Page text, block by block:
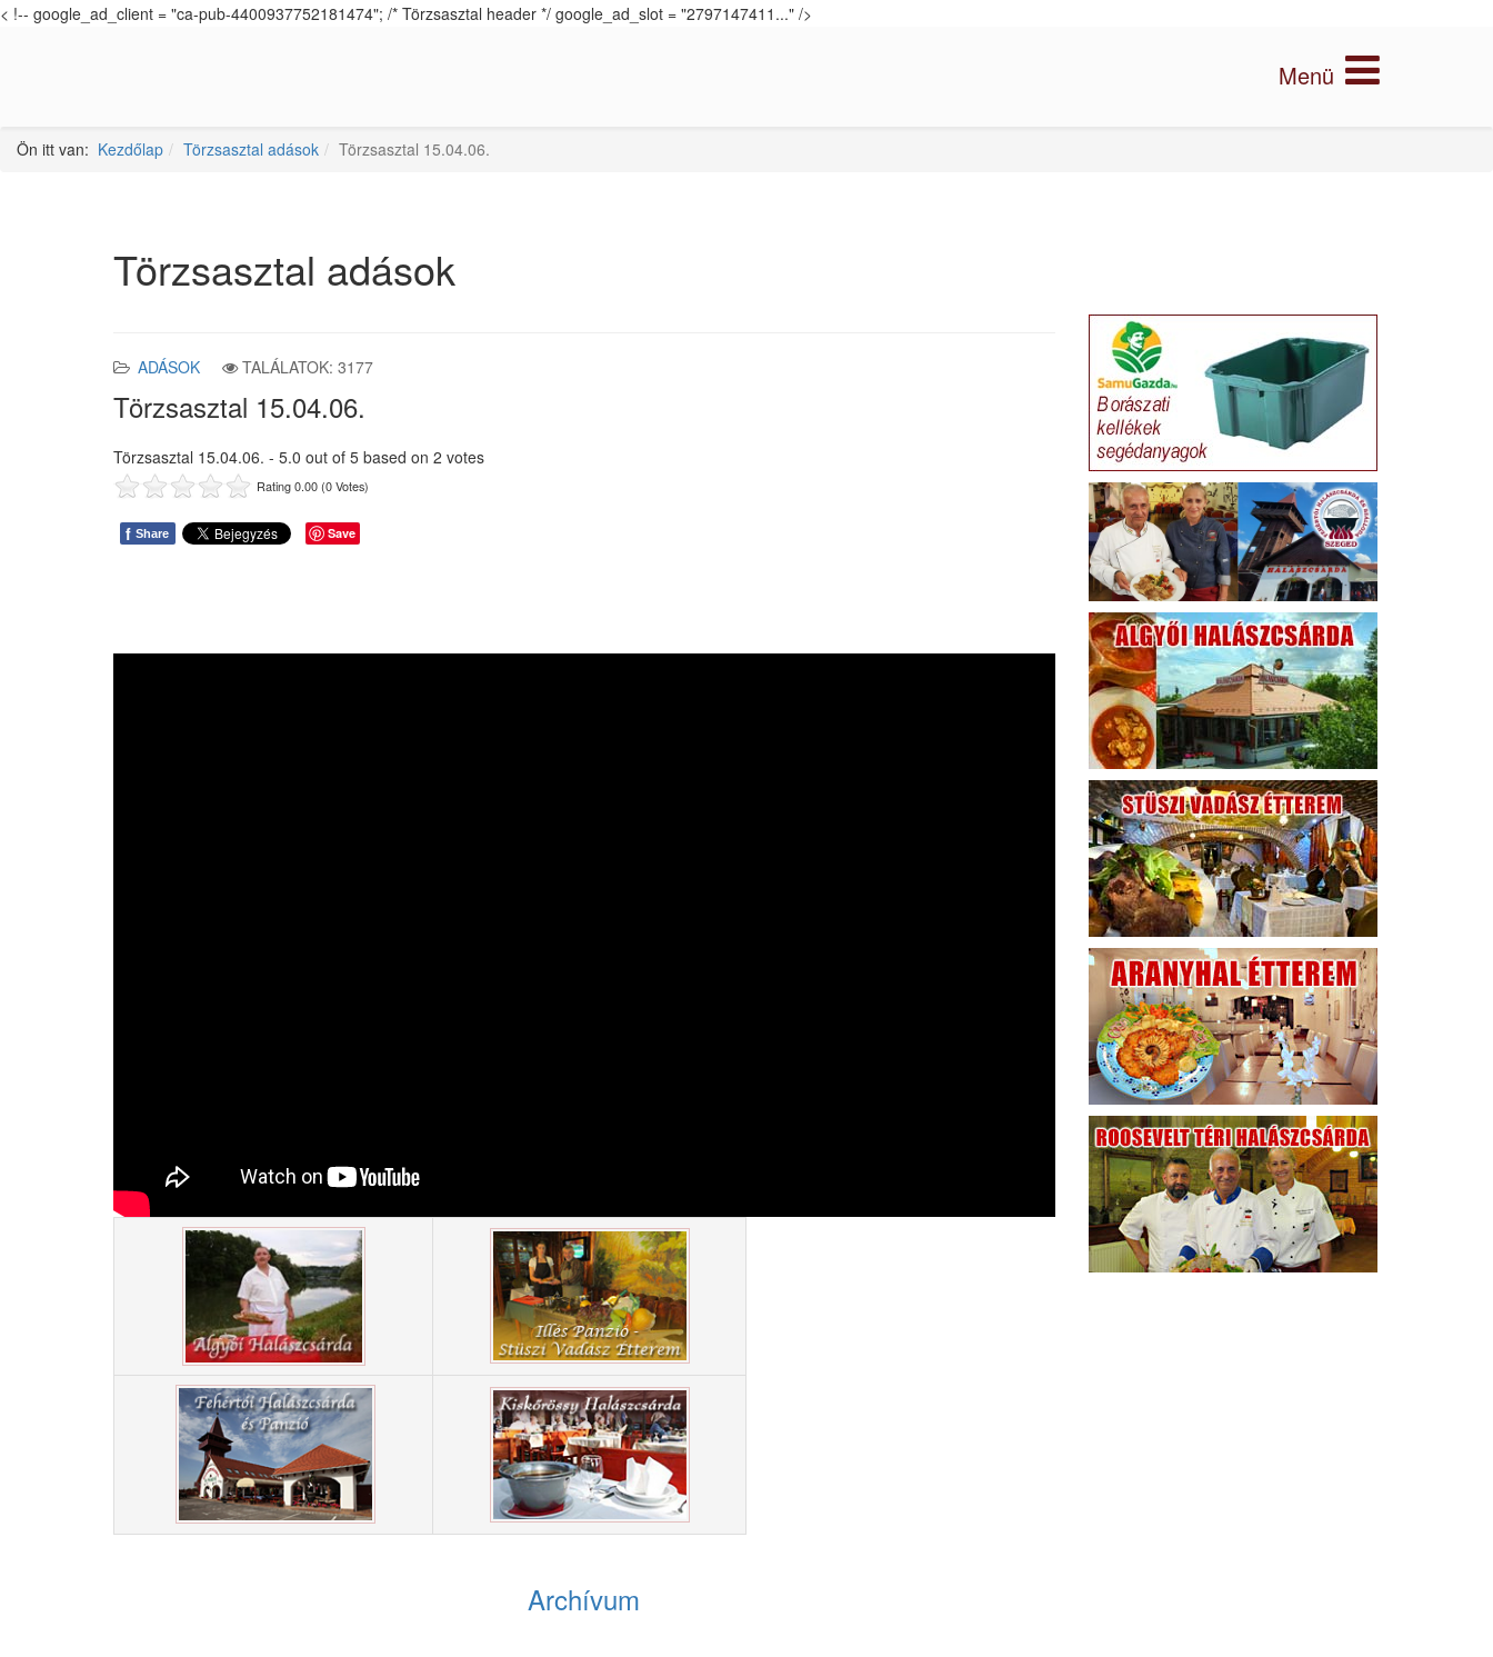
< !-- google_ad_client = "ca-pub-4400937752181474"; /* Törzsasztal header */ google_ad_slot = "2797147411..." />
Ön itt van: Kezdőlap Törzsasztal adások Törzsasztal 15.04.06.
Törzsasztal adások
ADÁSOK TALÁLATOK: 3177
Törzsasztal 15.04.06.
Törzsasztal 15.04.06. - 5.0 out of 5 based on 2 votes
Rating 0.00 (0 Votes)
f Share Save
Archívum